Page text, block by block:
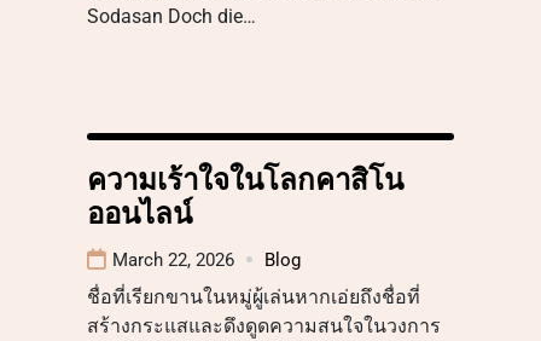
Sodasan Doch die…
ความเร้าใจในโลกคาสิโน
ออนไลน์
March 22, 2026 Blog
ชื่อที่เรียกขานในหมู่ผู้เล่นหากเอ่ยถึงชื่อที่
สร้างกระแสและดึงดูดความสนใจในวงการ